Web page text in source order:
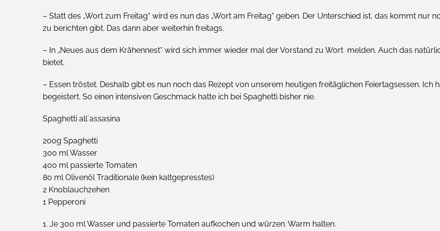
– Statt des „Wort zum Freitag“ wird es nun das „Wort am Freitag“ geben. Der Unterschied ist, das kommt nur
zu berichten gibt. Das dann aber weiterhin freitags.
– In „Neues aus dem Krähennest“ wird sich immer wieder mal der Vorstand zu Wort melden. Auch das
bietet.
– Essen tröstet. Deshalb gibt es nun noch das Rezept von unserem heutigen freitäglichen Feiertagsessen.
begeistert. So einen intensiven Geschmack hatte ich bei Spaghetti bisher nie.
Spaghetti all`assasina
200g Spaghetti
300 ml Wasser
400 ml passierte Tomaten
80 ml Olivenöl Traditionale (kein kaltgepresstes)
2 Knoblauchzehen
1 Pepperoni
1. Je 300 ml Wasser und passierte Tomaten aufkochen und würzen. Warm halten.